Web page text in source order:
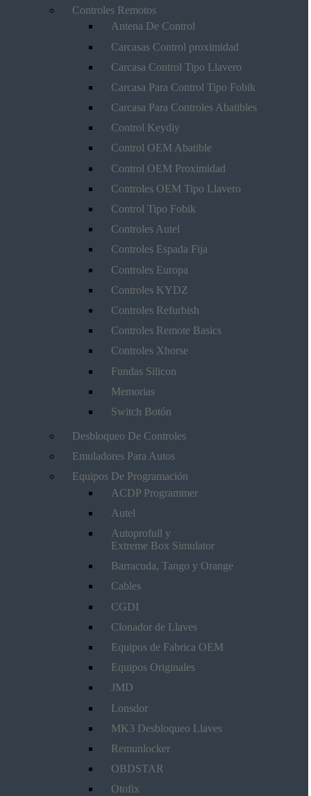
Controles Remotos
Antena De Control
Carcasas Control proximidad
Carcasa Control Tipo Llavero
Carcasa Para Control Tipo Fobik
Carcasa Para Controles Abatibles
Control Keydiy
Control OEM Abatible
Control OEM Proximidad
Controles OEM Tipo Llavero
Control Tipo Fobik
Controles Autel
Controles Espada Fija
Controles Europa
Controles KYDZ
Controles Refurbish
Controles Remote Basics
Controles Xhorse
Fundas Silicon
Memorias
Switch Botón
Desbloqueo De Controles
Emuladores Para Autos
Equipos De Programación
ACDP Programmer
Autel
Autoprofull y
Extreme Box Simulator
Barracuda, Tango y Orange
Cables
CGDI
Clonador de Llaves
Equipos de Fabrica OEM
Equipos Originales
JMD
Lonsdor
MK3 Desbloqueo Llaves
Remunlocker
OBDSTAR
Otofix